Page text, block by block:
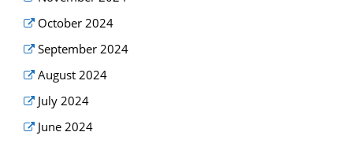
October 2024
September 2024
August 2024
July 2024
June 2024